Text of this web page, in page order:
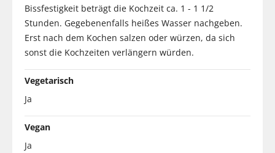
Bissfestigkeit beträgt die Kochzeit ca. 1 - 1 1/2
Stunden. Gegebenenfalls heißes Wasser nachgeben.
Erst nach dem Kochen salzen oder würzen, da sich
sonst die Kochzeiten verlängern würden.
Vegetarisch
Ja
Vegan
Ja